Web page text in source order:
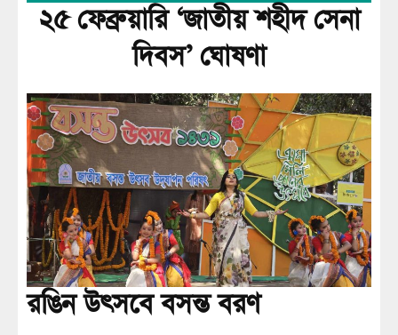
২৫ ফেব্রুয়ারি ‘জাতীয় শহীদ সেনা
দিবস’ ঘোষণা
রঙিন উৎসবে বসন্ত বরণ